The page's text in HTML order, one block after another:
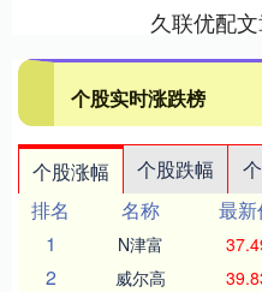
久联优配
个股实时涨跌榜
个股涨幅 个股跌幅
排名
名称 最新
1
N津富
2 威尔高